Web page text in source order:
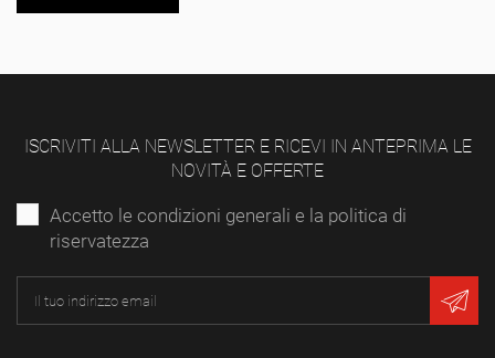
ISCRIVITI ALLA NEWSLETTER E RICEVI IN ANTEPRIMA LE
NOVITÀ E OFFERTE
Accetto le condizioni generali e la politica di
riservatezza